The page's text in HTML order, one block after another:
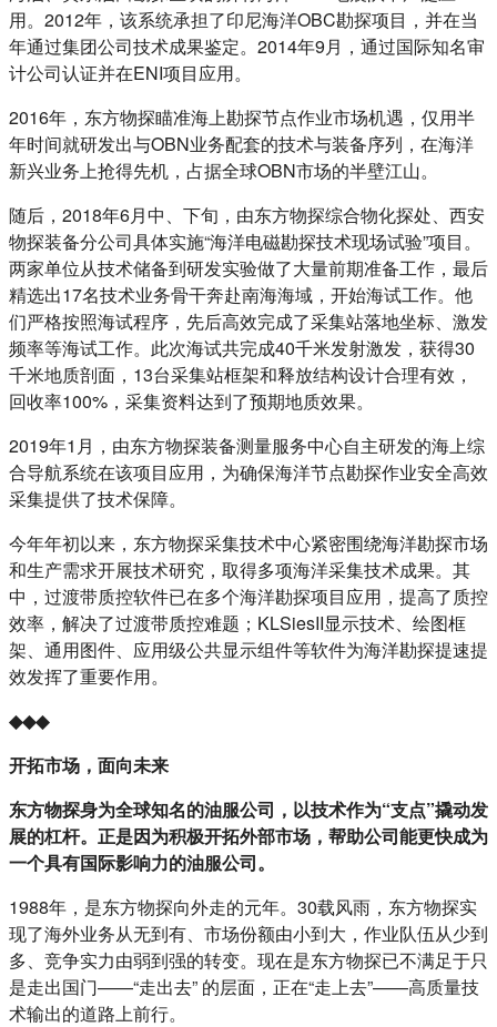
用。2012年，该系统承担了印尼海洋OBC勘探项目，并在当
年通过集团公司技术成果鉴定。2014年9月，通过国际知名审
计公司认证并在ENI项目应用。
2016年，东方物探瞄准海上勘探节点作业市场机遇，仅用半
年时间就研发出与OBN业务配套的技术与装备序列，在海洋
新兴业务上抢得先机，占据全球OBN市场的半壁江山。
随后，2018年6月中、下旬，由东方物探综合物化探处、西安
物探装备分公司具体实施“海洋电磁勘探技术现场试验”项目。
两家单位从技术储备到研发实验做了大量前期准备工作，最后
精选出17名技术业务骨干奔赴南海海域，开始海试工作。他
们严格按照海试程序，先后高效完成了采集站落地坐标、激发
频率等海试工作。此次海试共完成40千米发射激发，获得30
千米地质剖面，13台采集站框架和释放结构设计合理有效，
回收率100%，采集资料达到了预期地质效果。
2019年1月，由东方物探装备测量服务中心自主研发的海上综
合导航系统在该项目应用，为确保海洋节点勘探作业安全高效
采集提供了技术保障。
今年年初以来，东方物探采集技术中心紧密围绕海洋勘探市场
和生产需求开展技术研究，取得多项海洋采集技术成果。其
中，过渡带质控软件已在多个海洋勘探项目应用，提高了质控
效率，解决了过渡带质控难题；KLSiesII显示技术、绘图框
架、通用图件、应用级公共显示组件等软件为海洋勘探提速提
效发挥了重要作用。
◆◆◆
开拓市场，面向未来
东方物探身为全球知名的油服公司，以技术作为“支点”撬动发
展的杠杆。正是因为积极开拓外部市场，帮助公司能更快成为
一个具有国际影响力的油服公司。
1988年，是东方物探向外走的元年。30载风雨，东方物探实
现了海外业务从无到有、市场份额由小到大，作业队伍从少到
多、竞争实力由弱到强的转变。现在是东方物探已不满足于只
是走出国门——“走出去” 的层面，正在“走上去”——高质量技
术输出的道路上前行。